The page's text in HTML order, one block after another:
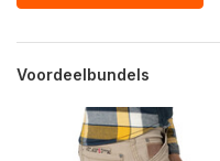
Voordeelbundels